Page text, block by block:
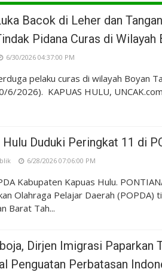
Bacok di Leher dan
Pidana Curas di Wilayah
6/30/2026 04:37:00 PM
pelaku curas di wilayah Boyan
6/2026). KAPUAS HULU,
Hulu Duduki Peringkat 11 di
6/28/2026 07:06:00 PM
Kabupaten Kapuas Hulu.
Olahraga Pelajar Daerah (POPDA)
Barat Tah...
Dirjen Imigrasi Paparkan
Penguatan Perbatasan